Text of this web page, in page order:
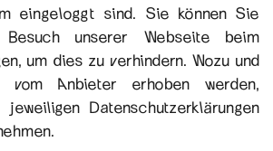
eingeloggt sind. Sie können Sie
unserer Webseite beim
um dies zu verhindern. Wozu und
vom Anbieter erhoben werden,
Datenschutzerklärungen